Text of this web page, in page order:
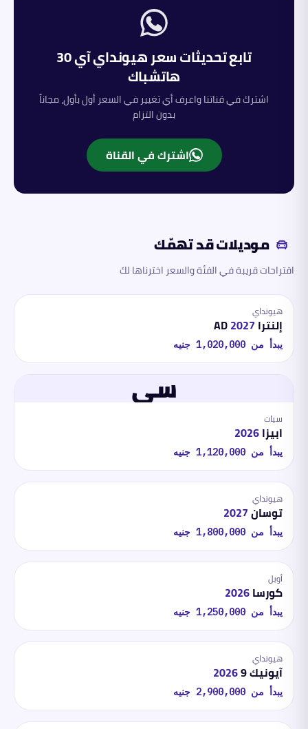
تابع تحديثات سعرهيونداي آي 30
هاتشباك
اشترك في قناتنا واعرف أي تغيير في السعر أول بأول، مجاناً
بدون التزام
اشترك في القناة
موديلات قد تهمّك
اقتراحات قريبة في الفئة والسعر اخترناها لك
هيونداي
إلنترا AD 2027
يبدأ من 1,020,000 جنيه
سي
سيات
ابيزا2026
يبدأ من 1,120,000 جنيه
هيونداي
توسان2027
يبدأ من 1,800,000 جنيه
أوبل
كورسا2026
يبدأ من 1,250,000 جنيه
هيونداي
آيونيك 9 2026
يبدأ من 2,900,000 جنيه